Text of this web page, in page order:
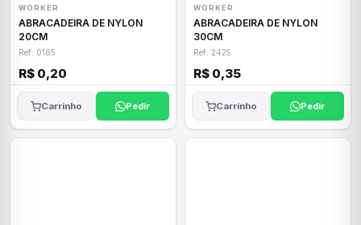
WORKER
ABRACADEIRA DE NYLON
20CM
Ref: 0185
R$ 0,20
Carrinho Pedir
WORKER
ABRACADEIRA DE NYLON
30CM
Ref: 2425
R$ 0,35
Carrinho Pedir